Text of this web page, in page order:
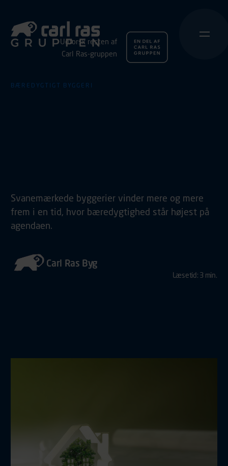
Udforsk resten af
Carl Ras-gruppen
BÆREDYGTIGT BYGGERI
Svanemærkede byggerier vinder mere og mere
frem i en tid, hvor bæredygtighed står højest på
agendaen.
Carl Ras Byg
Læsetid: 3 min.